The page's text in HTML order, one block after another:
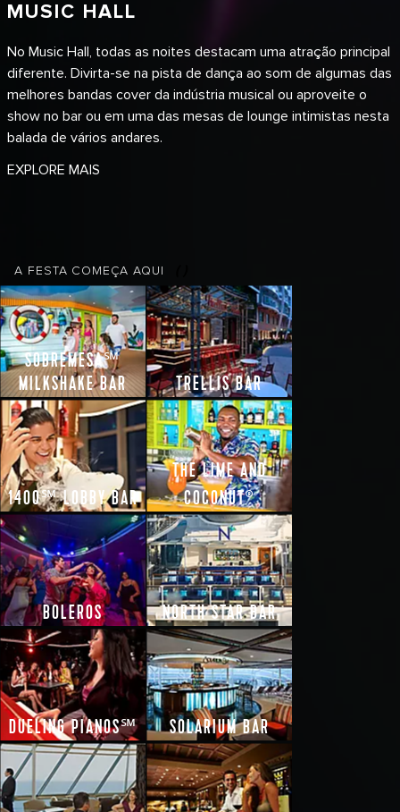
MUSIC HALL
No Music Hall, todas as noites destacam uma atração principal
diferente. Divirta-se na pista de dança ao som de algumas das
melhores bandas cover da indústria musical ou aproveite o
show no bar ou em uma das mesas de lounge intimistas nesta
balada de vários andares.
EXPLORE MAIS
A FESTA COMEÇA AQUI
SOBREMESA℠
MILKSHAKE BAR
TRELLIS BAR
1400℠ LOBBY BAR
THE LIME AND
COCONUT®
BOLEROS NORTH STAR BAR
DUELING PIANOS℠ SOLARIUM BAR